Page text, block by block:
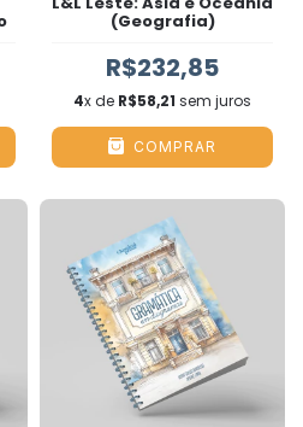
(Geografia)
R$232,85
4x de R$58,21 sem juros
COMPRAR